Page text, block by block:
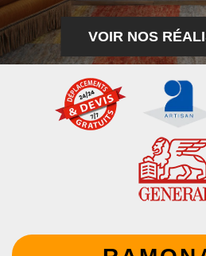
VOIR NOS